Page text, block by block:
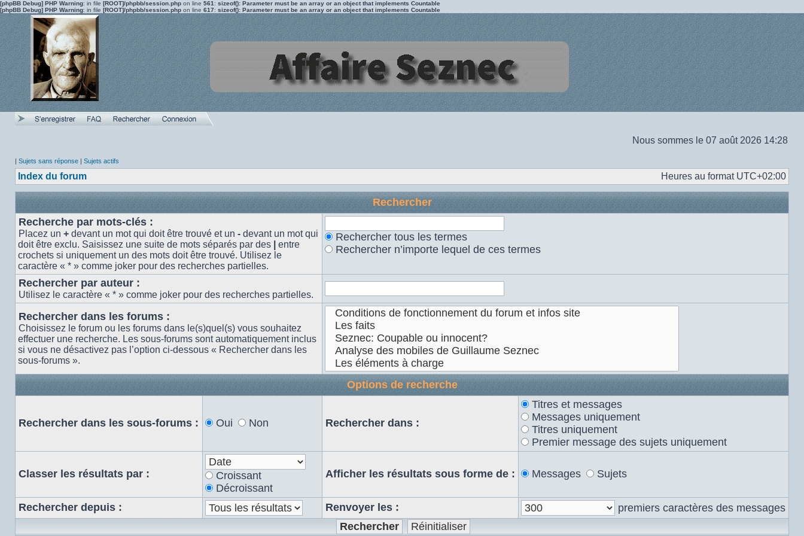
[phpBB Debug] PHP Warning: in file [ROOT]/phpbb/session.php on line 561 : sizeof(): Parameter must be an array or an object that implements Countable
[phpBB Debug] PHP Warning: in file [ROOT]/phpbb/session.php on line 617: sizeof(): Parameter must be an array or an object that implements Countable
Nous sommes le 07 août 2026 14:28
| Sujets sans réponse | Sujets actifs
Index du forum Heures au format UTC+02:00
Rechercher
Recherche par mots-clés :
Placez un + devant un mot qui doit être trouvé et un - devant un mot qui
doit être exclu. Saisissez une suite de mots séparés par des
entre
crochets si uniquement un des mots doit être trouvé. Utilisez le
caractère « * » comme joker pour des recherches partielles.
Rechercher tous les termes
Rechercher n’importe lequel de ces termes
Rechercher par auteur :
Utilisez le caractère « * » comme joker pour des recherches partielles.
Rechercher dans les forums :
Choisissez le forum ou les forums dans le(s)quel(s) vous souhaitez
effectuer une recherche. Les sous-forums sont automatiquement inclus
si vous ne désactivez pas l’option ci-dessous « Rechercher dans les
sous-forums ».
Options de recherche
Rechercher dans les sous-forums : Oui Non Rechercher dans :
Titres et messages
Messages uniquement
Titres uniquement
Premier message des sujets uniquement
Classer les résultats par :
Croissant
Décroissant
Afficher les résultats sous forme de : Messages Sujets
Rechercher depuis : Renvoyer les : premiers caractères des messages